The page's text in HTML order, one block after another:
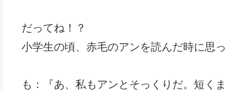
だってね！？
小学生の頃、赤毛のアンを読んだ時に思
も：『あ、私もアンとそっくりだ。短く